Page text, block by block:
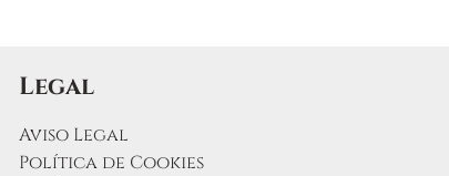
Legal
Aviso Legal
Política de Cookies